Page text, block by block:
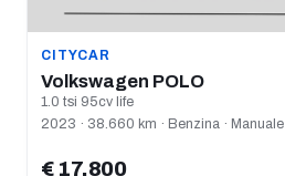
CITYCAR
Volkswagen POLO
1.0 tsi 95cv life
2023 · 38.660 km · Benzina · Manuale
€ 17.800